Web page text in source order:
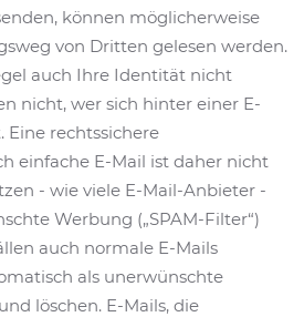
können möglicherweise
von Dritten gelesen werden.
auch Ihre Identität nicht
nicht, wer sich hinter einer E-
Eine rechtssichere
einfache E-Mail ist daher nicht
- wie viele E-Mail-Anbieter -
Werbung („SPAM-Filter“)
auch normale E-Mails
als unerwünschte
löschen. E-Mails, die